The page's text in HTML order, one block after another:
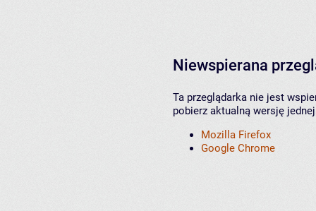
Niewspierana
Ta przeglądarka nie jest
pobierz aktualną wersję
Mozilla Firefox
Google Chrome